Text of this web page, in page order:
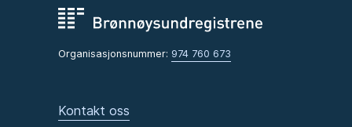
Organisasjonsnummer: 974 760 673
Kontakt oss